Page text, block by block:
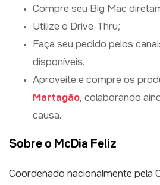
Compre seu Big Mac
Utilize o Drive-Thru;
Faça seu pedido pelos
disponíveis.
Aproveite e compre os
Martagão, colaborando
causa.
Sobre o McDia Feliz
Coordenado nacionalmente pela